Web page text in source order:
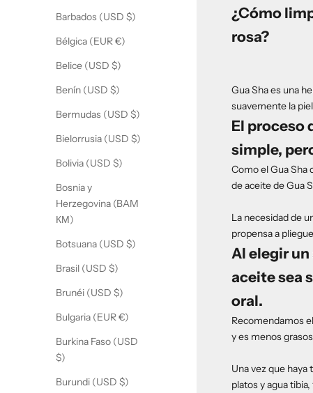
Barbados (USD $)
Bélgica (EUR €)
Belice (USD $)
Benín (USD $)
Bermudas (USD $)
Bielorrusia (USD $)
Bolivia (USD $)
Bosnia y
Herzegovina (BAM
КМ)
Botsuana (USD $)
Brasil (USD $)
Brunéi (USD $)
Bulgaria (EUR €)
Burkina Faso (USD
$)
Burundi (USD $)
¿Cómo
rosa?
Gua Sha es una
suavemente la
El proceso
simple,
Como el Gua Sha
de aceite de Gua
La necesidad de
propensa a
Al elegir
aceite sea
oral.
Recomendamos
y es menos
Una vez que
platos y agua